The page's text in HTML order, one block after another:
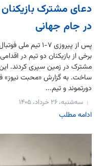
دعای مشترک
در جام جهانی
برخی از بازیکنان دو تیم در
مشترک در زمین سپری کردند. این
دورتموند و تیم...
سه‌شنبه، ۲۶ خرداد، ۱۴۰۵
ادامه مطلب